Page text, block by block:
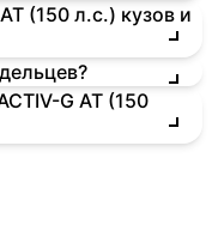
(150 л.с.) кузов и
G AT (150